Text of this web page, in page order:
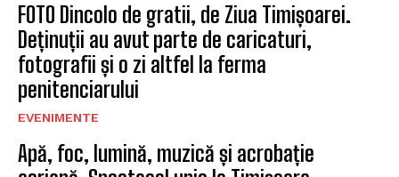
FOTO Dincolo de gratii, de Ziua Timișoarei.
Deținuții au avut parte de caricaturi,
fotografii și o zi altfel la ferma
penitenciarului
EVENIMENTE
Apă, foc, lumină, muzică și acrobație